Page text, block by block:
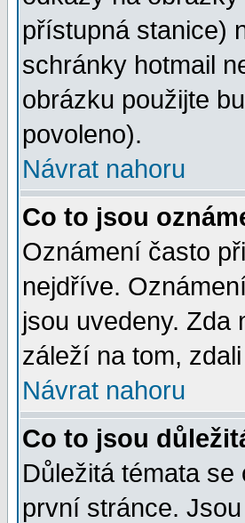
přístupná stanice)
schránky hotmail
obrázku použijte
povoleno).
Návrat nahoru
Co to jsou
Oznámení často
nejdříve.
jsou uvedeny. Zda
záleží na tom,
Návrat nahoru
Co to jsou
Důležitá témata
první stránce.